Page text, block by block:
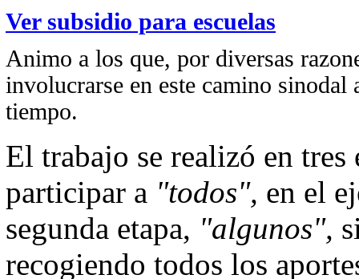
Ver subsidio para escuelas
Animo a los que, por diversas
involucrarse en este camino
tiempo.
El trabajo se realizó en
participar a "todos", en el
segunda etapa, "algunos",
recogiendo todos los